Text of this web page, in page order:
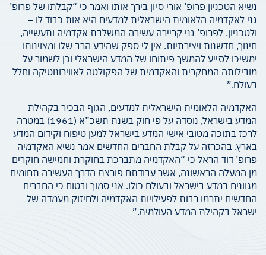
נשיא הטכניון פרופ’ אורי סיון בירך אותו ואמר כי “קבלתו של פרופ’
גני לאקדמיה הלאומית הישראלית למדעים היא אות כבוד לו –
ולטכניון. לפרופ’ גני קריירה עשירה המשלבת אקדמיה ותעשייה,
חינוך, חדשנות ויצירתיות. אין לי ספק שהידע הרב שלו ומצוינותו
ימשיכו לסייע להמשך פיתוחו של המדע הישראלי וכן לשמור על
מובילותה המחקרית והאקדמית של הפקולטה לאווירונוטיקה וחלל
בעולם.”
האקדמיה הלאומית הישראלית למדעים, הגוף הבכיר בקהילת
המדע בישראל, נוסדה על פי חוק בשנת תשכ”א (1961) במטרה
לרכז בתוכה מטובי אישי המדע בישראל למען טיפוח וקידום המדע
בארץ. בהכרזה על קבלת החברים החדשים אמר נשיא האקדמיה
פרופ’ דוד הראל כי “האקדמיה מתברכת בחוקרת וחמישה חוקרים
מן המעלה הראשונה, אשר עבודתם פורצת הדרך העשירה תחומים
מגוונים במדע בישראל ובעולם כולו. אני סמוך ובטוח כי החברים
החדשים יתרמו רבות לפעילויות האקדמיה ולחיזוק מעמדה של
ישראל בקהילת המדע העולמית.”